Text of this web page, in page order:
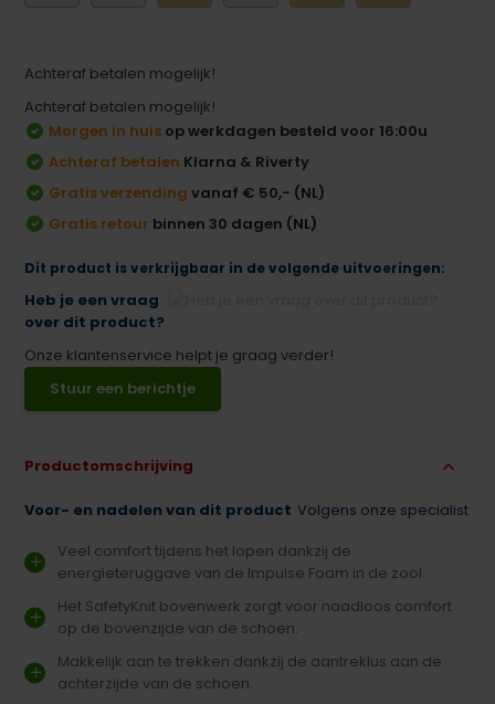
Achteraf betalen mogelijk!
Achteraf betalen mogelijk!
Morgen in huis op werkdagen besteld voor 16:00u
Achteraf betalen Klarna & Riverty
Gratis verzending vanaf € 50,- (NL)
Gratis retour binnen 30 dagen (NL)
Dit product is verkrijgbaar in de volgende uitvoeringen:
Heb je een vraag
over dit product?
Onze klantenservice helpt je graag verder!
Stuur een berichtje
Productomschrijving
Voor- en nadelen van dit product Volgens onze specialist
Veel comfort tijdens het lopen dankzij de
energieteruggave van de Impulse Foam in de zool.
Het SafetyKnit bovenwerk zorgt voor naadloos comfort
op de bovenzijde van de schoen.
Makkelijk aan te trekken dankzij de aantreklus aan de
achterzijde van de schoen.